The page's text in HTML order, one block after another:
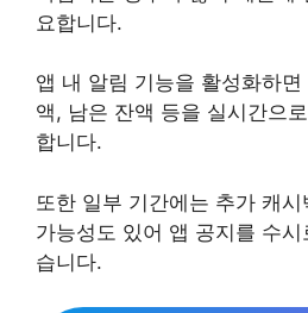
요합니다.
앱 내 알림 기능을 활성화하
액, 남은 잔액 등을 실시간으
합니다.
또한 일부 기간에는 추가 캐
가능성도 있어 앱 공지를 수
습니다.